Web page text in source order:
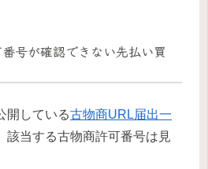
番号が確認できない先払い買
開している古物商URL届出一
該当する古物商許可番号は見